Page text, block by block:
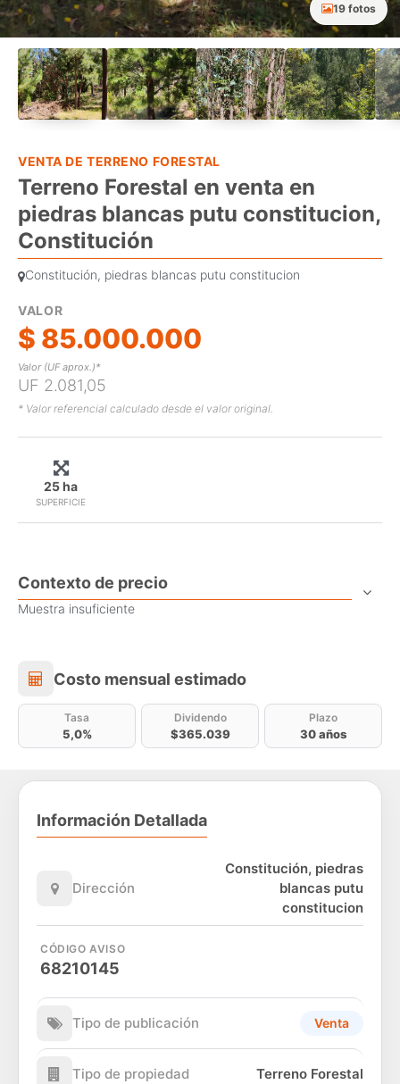
19 fotos
VENTA DE TERRENO FORESTAL
Terreno Forestal en venta en
piedras blancas putu constitucion,
Constitución
Constitución, piedras blancas putu constitucion
VALOR
$ 85.000.000
Valor (UF aprox.)*
UF 2.081,05
* Valor referencial calculado desde el valor original.
SUPERFICIE
25 ha
Contexto de precio
Muestra insuficiente
Costo mensual estimado
Costo mensual estimado
Tasa
5,0%
Dividendo
$365.039
Plazo
30 años
Información Detallada
Dirección
Constitución, piedras
blancas putu
constitucion
CÓDIGO AVISO
68210145
Tipo de publicación Venta
Tipo de propiedad Terreno Forestal